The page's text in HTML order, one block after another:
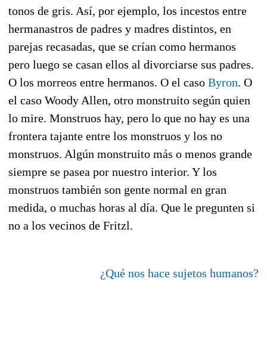
tonos de gris. Así, por ejemplo, los incestos entre
hermanastros de padres y madres distintos, en
parejas recasadas, que se crían como hermanos
pero luego se casan ellos al divorciarse sus padres.
O los morreos entre hermanos. O el caso Byron. O
el caso Woody Allen, otro monstruito según quien
lo mire. Monstruos hay, pero lo que no hay es una
frontera tajante entre los monstruos y los no
monstruos. Algún monstruito más o menos grande
siempre se pasea por nuestro interior. Y los
monstruos también son gente normal en gran
medida, o muchas horas al día. Que le pregunten si
no a los vecinos de Fritzl.
¿Qué nos hace sujetos humanos?